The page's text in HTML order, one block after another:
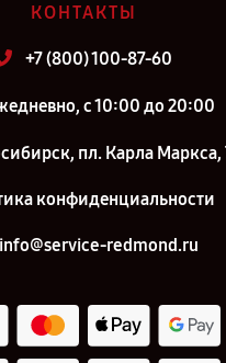
КОНТАКТЫ
+7 (800) 100-87-60
с 10:00 до 20:00
пл. Карла Маркса,
конфиденциальности
info@service-redmond.ru